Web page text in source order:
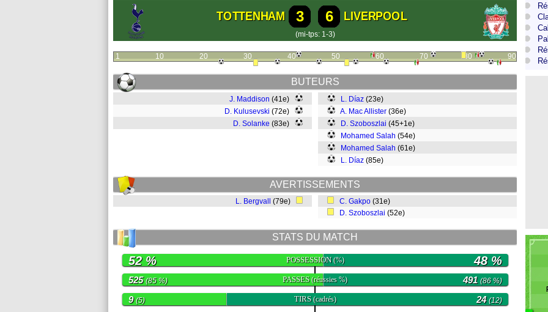
TOTTENHAM 3 6 LIVERPOOL
(mi-tps: 1-3)
1 10 20 30 40 50 60 70 80 90
BUTEURS
J. Maddison (41e)
D. Kulusevski (72e)
D. Solanke (83e)
L. Díaz (23e)
A. Mac Allister (36e)
D. Szoboszlai (45+1e)
Mohamed Salah (54e)
Mohamed Salah (61e)
L. Díaz (85e)
AVERTISSEMENTS
L. Bergvall (79e) C. Gakpo (31e)
D. Szoboszlai (52e)
STATS DU MATCH
POSSESSION(%)
52 % 48 %
PASSES(réussies %)
525(85 %) 491 (86 %)
TIRS(cadrés)
9(5) 24 (12)